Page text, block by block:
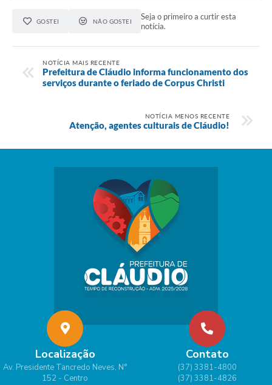
GOSTEI NÃO GOSTEI
Seja o primeiro a curtir esta
notícia.
NOTÍCIA MAIS RECENTE
Prefeitura de Cláudio informa funcionamento dos
serviços durante o feriado de Corpus Christi
NOTÍCIA MENOS RECENTE
Atenção, agentes culturais de Cláudio!
Localização
Av. Presidente Tancredo Neves, N°
152 - Centro
Contato
(37) 3381-4800
(37) 3381-4826